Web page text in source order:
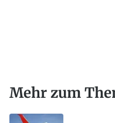
Mehr zum